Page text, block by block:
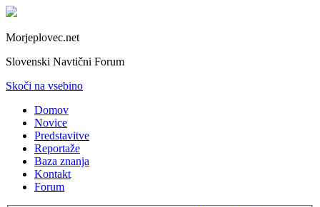
Morjeplovec.net
Slovenski Navtični Forum
Skoči na vsebino
Domov
Novice
Predstavitve
Reportaže
Baza znanja
Kontakt
Forum